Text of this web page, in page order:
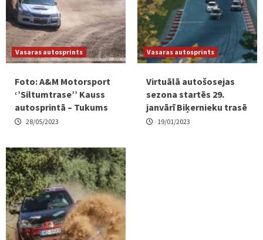
Vasaras autosprints
Foto: A&M Motorsport
‘’Siltumtrase’’ Kauss
autosprintā – Tukums
28/05/2023
Vasaras autosprints
Virtuālā autošosejas
sezona startēs 29.
janvārī Biķernieku trasē
19/01/2023